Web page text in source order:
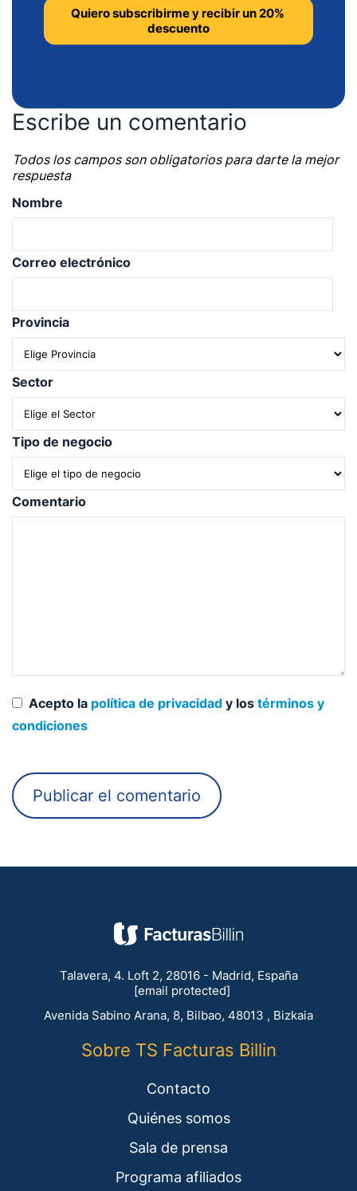
Escribe un comentario
Todos los campos son obligatorios para darte la mejor
respuesta
Nombre
Correo electrónico
Provincia
Sector
Tipo de negocio
Comentario
Acepto la política de privacidad y los términos y
condiciones
Talavera, 4. Loft 2, 28016 - Madrid, España
[email protected]
Avenida Sabino Arana, 8, Bilbao, 48013 , Bizkaia
Sobre TS Facturas Billin
Contacto
Quiénes somos
Sala de prensa
Programa afiliados